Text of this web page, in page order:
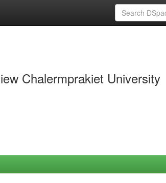
Chalermprakiet University